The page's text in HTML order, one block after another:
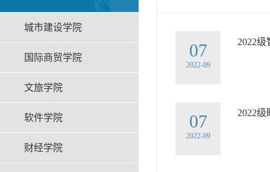
城市建设学院
国际商贸学院
文旅学院
软件学院
财经学院
07
2022-09
2022
07
2022-09
2022